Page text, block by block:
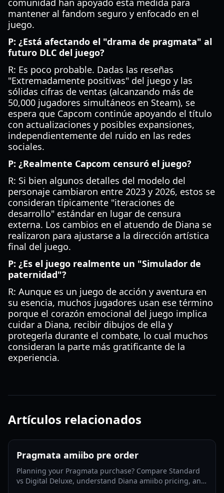
comunidad han apoyado esta medida para
mantener al fandom seguro y enfocado en el
juego.
P: ¿Está afectando el "drama de pragmata" al
futuro DLC del juego?
R: Es poco probable. Dadas las reseñas
"Extremadamente positivas" del juego y las
sólidas cifras de ventas (alcanzando más de
50,000 jugadores simultáneos en Steam), se
espera que Capcom continúe apoyando el título
con actualizaciones y posibles expansiones,
independientemente del ruido en las redes
sociales.
P: ¿Realmente Capcom censuró el juego?
R: Si bien algunos detalles del modelo del
personaje cambiaron entre 2023 y 2026, estos se
consideran típicamente "iteraciones de
desarrollo" estándar en lugar de censura
externa. Los cambios en el atuendo de Diana se
realizaron para ajustarse a la dirección artística
final del juego.
P: ¿Es el juego realmente un "Simulador de
paternidad"?
R: Aunque es un juego de acción y aventura en
su esencia, muchos jugadores usan ese término
porque el corazón emocional del juego implica
cuidar a Diana, recibir dibujos de ella y
protegerla durante el combate, lo cual muchos
consideran la parte más gratificante de la
experiencia.
Artículos relacionados
Pragmata amiibo pre order
Planning your Pragmata purchase? Compare Standard
vs Digital Deluxe, understand Diana amiibo pricing, and